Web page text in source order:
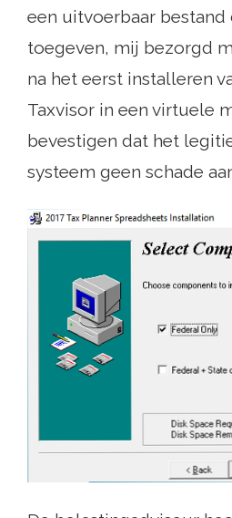
een uitvoerbaar
toegeven, mij bezorgd
na het eerst installeren
Taxvisor in een virtuele
bevestigen dat het
systeem geen schade